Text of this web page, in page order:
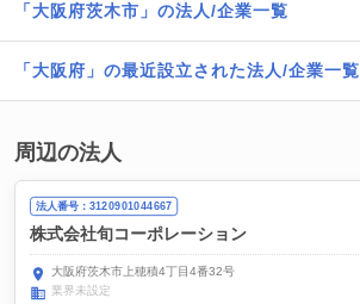
「大阪府茨木市」の法人/企業一覧
「大阪府」の最近設立された法人/企業一覧
周辺の法人
法人番号：3120901044667
株式会社旬コーポレーション
大阪府茨木市上穂積4丁目4番32号
業界未設定